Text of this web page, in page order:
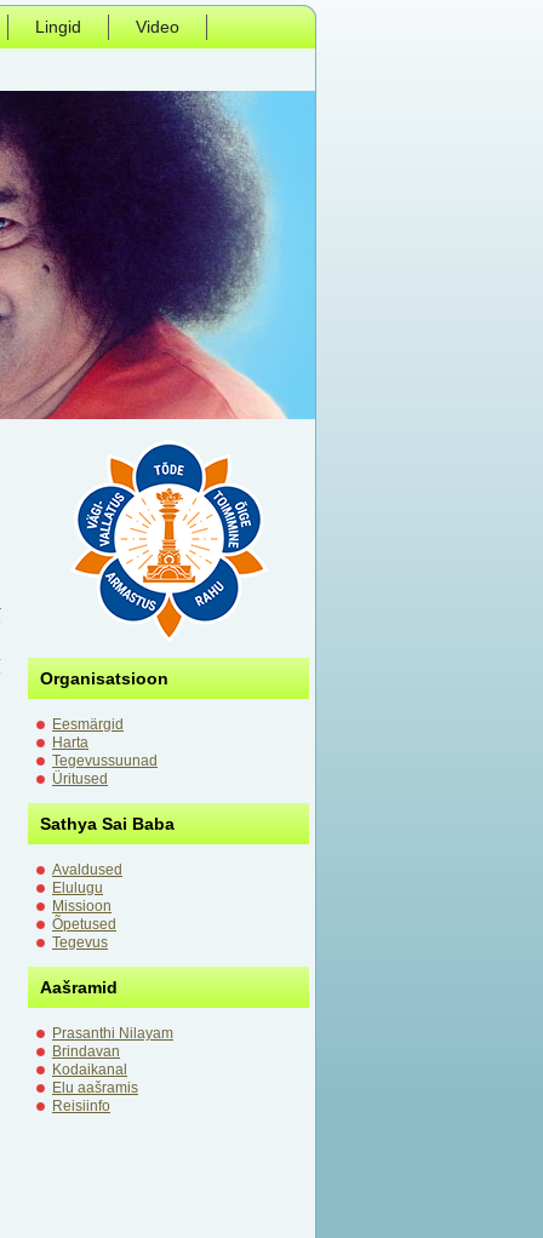
Lingid Video
Organisatsioon
Eesmärgid
Harta
Tegevussuunad
Üritused
Sathya Sai Baba
Avaldused
Elulugu
Missioon
Õpetused
Tegevus
Aašramid
Prasanthi Nilayam
Brindavan
Kodaikanal
Elu aašramis
Reisiinfo